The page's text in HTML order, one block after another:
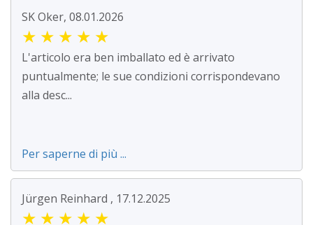
SK Oker, 08.01.2026
★ ★ ★ ★ ★
L'articolo era ben imballato ed è arrivato
puntualmente; le sue condizioni corrispondevano
alla desc...
Per saperne di più ...
Jürgen Reinhard , 17.12.2025
★ ★ ★ ★ ★